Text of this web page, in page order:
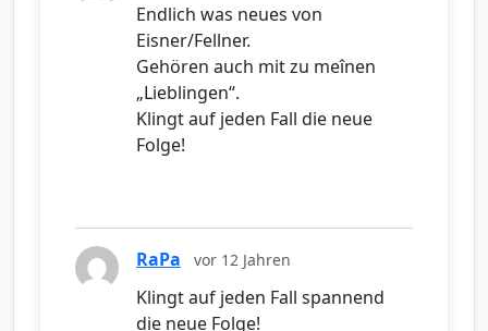
Endlich was neues von
Eisner/Fellner.
Gehören auch mit zu meînen
„Lieblingen“.
Klingt auf jeden Fall die neue
Folge!
RaPa vor 12 Jahren
Klingt auf jeden Fall spannend
die neue Folge!